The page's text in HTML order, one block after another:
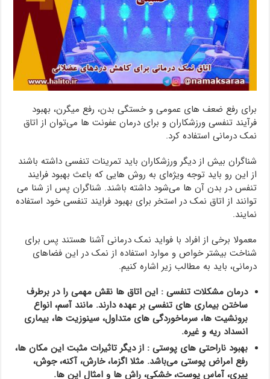
برای رفع ضعف های عمومی و خستگی بدن، رفع میگرن، بهبود
فرآیند تنفسی ورزشکاران و برای درمان عفونت ها می‌توان از اتاق
نمک درمانی استفاده کرد.
شناگران بیش از دیگر ورزشکاران باید تمرینات تنفسی داشته باشند
از این رو باید توجه ویژه‌ای به روش هایی که باعث بهبود فرایند
تنفس در بدن آن ها می‌شود داشته باشند. شناگران پس از شنا می
توانند از اتاق نمک در استخر برای بهبود فرایند تنفسی خود استفاده
نمایند.
معمولا برخی از افراد با فواید نمک درمانی آشنا هستند پس برای
شناخت بیشتر خواص و موارد استفاده از نمک در این فضاهای
درمانی، باید به مطالب زیر اشاره کنیم.
درمان مشکلات تنفسی : این اتاق ها نقش مهمی را در برطرف
ساختن بیماری های تنفسی بر عهده دارند. مانند آسم، انواع
برونشیت ها، سرماخوردگی های متداول، سینوزیت ها، بیماری
انسداد ریه و غیره.
بهبود ناراحتی های پوستی : از دیگر تاثیرات مثبت این مکان ها،
رفع امراض پوستی می‌باشد. مثلا اگزما، خارش، آکنه، جوش،
پیری، آماس پوست، خشکی، راش ها و امثال این ها.